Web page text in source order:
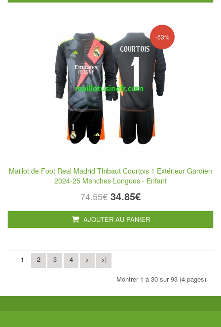
-53%
Maillot de Foot Real Madrid Thibaut Courtois 1 Extérieur Gardien
2024-25 Manches Longues - Enfant
74.55€ 34.85€
AJOUTER AU PANIER
1 2 3 4 > >|
Montrer 1 à 30 sur 93 (4 pages)